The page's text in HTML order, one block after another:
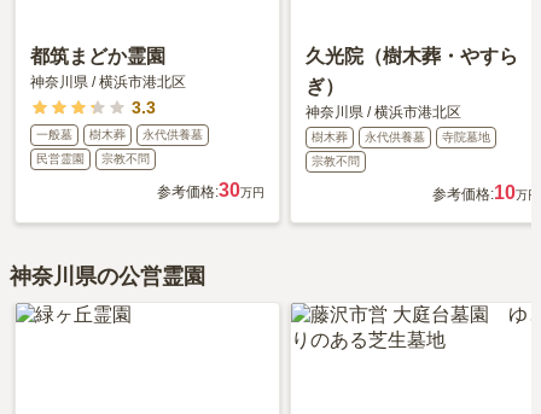
都筑まどか霊園
神奈川県 /横浜市港北区
3.3
一般墓 樹木葬
永代供養墓
民営霊園
宗教不問
参考価格:30万円
久光院（樹木葬・やすら
ぎ）
神奈川県 /横浜市港北区
樹木葬 永代供養墓
寺院墓地
宗教不問
参考価格:10万円
神奈川県の公営霊園